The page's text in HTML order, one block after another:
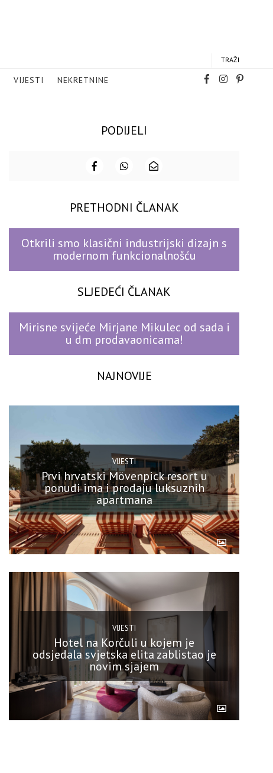
TRAŽI
VIJESTI NEKRETNINE
PODIJELI
PRETHODNI ČLANAK
Otkrili smo klasični industrijski dizajn s
modernom funkcionalnošću
SLJEDEĆI ČLANAK
Mirisne svijeće Mirjane Mikulec od sada i
u dm prodavaonicama!
NAJNOVIJE
VIJESTI
Prvi hrvatski Mövenpick resort u
ponudi ima i prodaju luksuznih
apartmana
VIJESTI
Hotel na Korčuli u kojem je
odsjedala svjetska elita zablistao je
novim sjajem